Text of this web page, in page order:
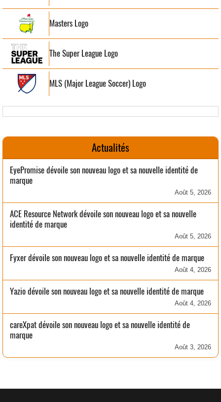
Masters Logo
The Super League Logo
MLS (Major League Soccer) Logo
Actualités
EyePromise dévoile son nouveau logo et sa nouvelle identité de
marque
Août 5, 2026
ACE Resource Network dévoile son nouveau logo et sa nouvelle
identité de marque
Août 5, 2026
Fyxer dévoile son nouveau logo et sa nouvelle identité de marque
Août 4, 2026
Yazio dévoile son nouveau logo et sa nouvelle identité de marque
Août 4, 2026
careXpat dévoile son nouveau logo et sa nouvelle identité de
marque
Août 3, 2026